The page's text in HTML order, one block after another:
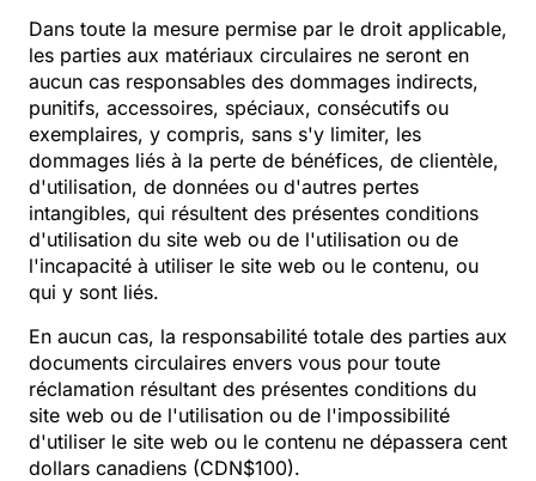
Dans toute la mesure permise par le droit applicable,
les parties aux matériaux circulaires ne seront en
aucun cas responsables des dommages indirects,
punitifs, accessoires, spéciaux, consécutifs ou
exemplaires, y compris, sans s'y limiter, les
dommages liés à la perte de bénéfices, de clientèle,
d'utilisation, de données ou d'autres pertes
intangibles, qui résultent des présentes conditions
d'utilisation du site web ou de l'utilisation ou de
l'incapacité à utiliser le site web ou le contenu, ou
qui y sont liés.
En aucun cas, la responsabilité totale des parties aux
documents circulaires envers vous pour toute
réclamation résultant des présentes conditions du
site web ou de l'utilisation ou de l'impossibilité
d'utiliser le site web ou le contenu ne dépassera cent
dollars canadiens (CDN$100).